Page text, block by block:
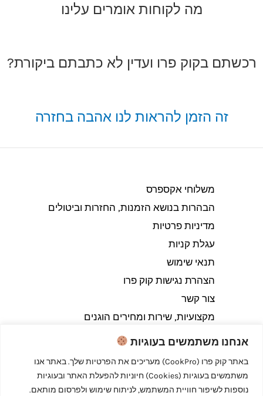
אנחנו משתמשים בעוגיות
באתר קוק פרו (CookPro) מעריכים את הפרטיות שלך. באתר אנו
משתמשים בעוגיות (Cookies) חיוניות להפעלת האתר ובעוגיות
נוספות לשיפור חוויית המשתמש, לניתוח שימוש ולפרסום מותאם.
מה לקוחות אומרים עלינו
רכשתם בקוק פרו ועדין לא כתבתם ביקורת?
זה הזמן להראות לנו אהבה בחזרה
משלוחי אקספרס
הבהרות בנושא הזמנות, החזרות וביטולים​
מדיניות פרטיות
עגלת קניות
תנאי שימוש
הצהרת נגישות קוק פרו
צור קשר
מקצועיות, שירות ומחירים הוגנים
Copyright © 2026 קוק פרו - לבשל כמו מקצוענים